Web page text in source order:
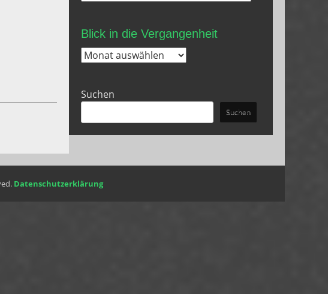
Blick in die Vergangenheit
Blick
Vergangenheit
Suchen
Suchen
Datenschutzerklärung